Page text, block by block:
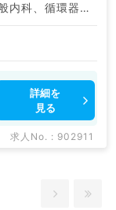
神経内科、心療内科、一般内科、循環器内科、呼吸器内科、消化器内科、内分泌・代謝内科、腎臓内科、老年内科、血液内科、膠原病科
詳細を
見る
求人No. : 902911